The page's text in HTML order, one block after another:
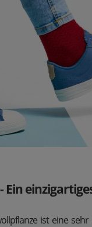
Ein
ist eine